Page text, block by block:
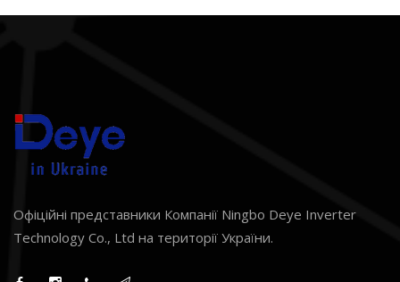
Офіційні представники Компанії Ningbo Deye Inverter
Technology Co., Ltd на території України.